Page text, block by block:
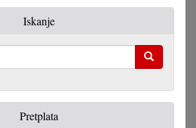
Iskanje
Pretplata